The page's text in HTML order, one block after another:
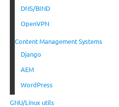
DNS/BIND
OpenVPN
Content Management Systems
Django
AEM
WordPress
GNU/Linux utils